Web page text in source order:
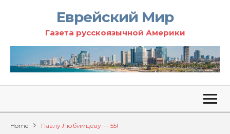
Еврейский Мир
Газета русскоязычной Америки
Home Павлу Любимцеву — 55!